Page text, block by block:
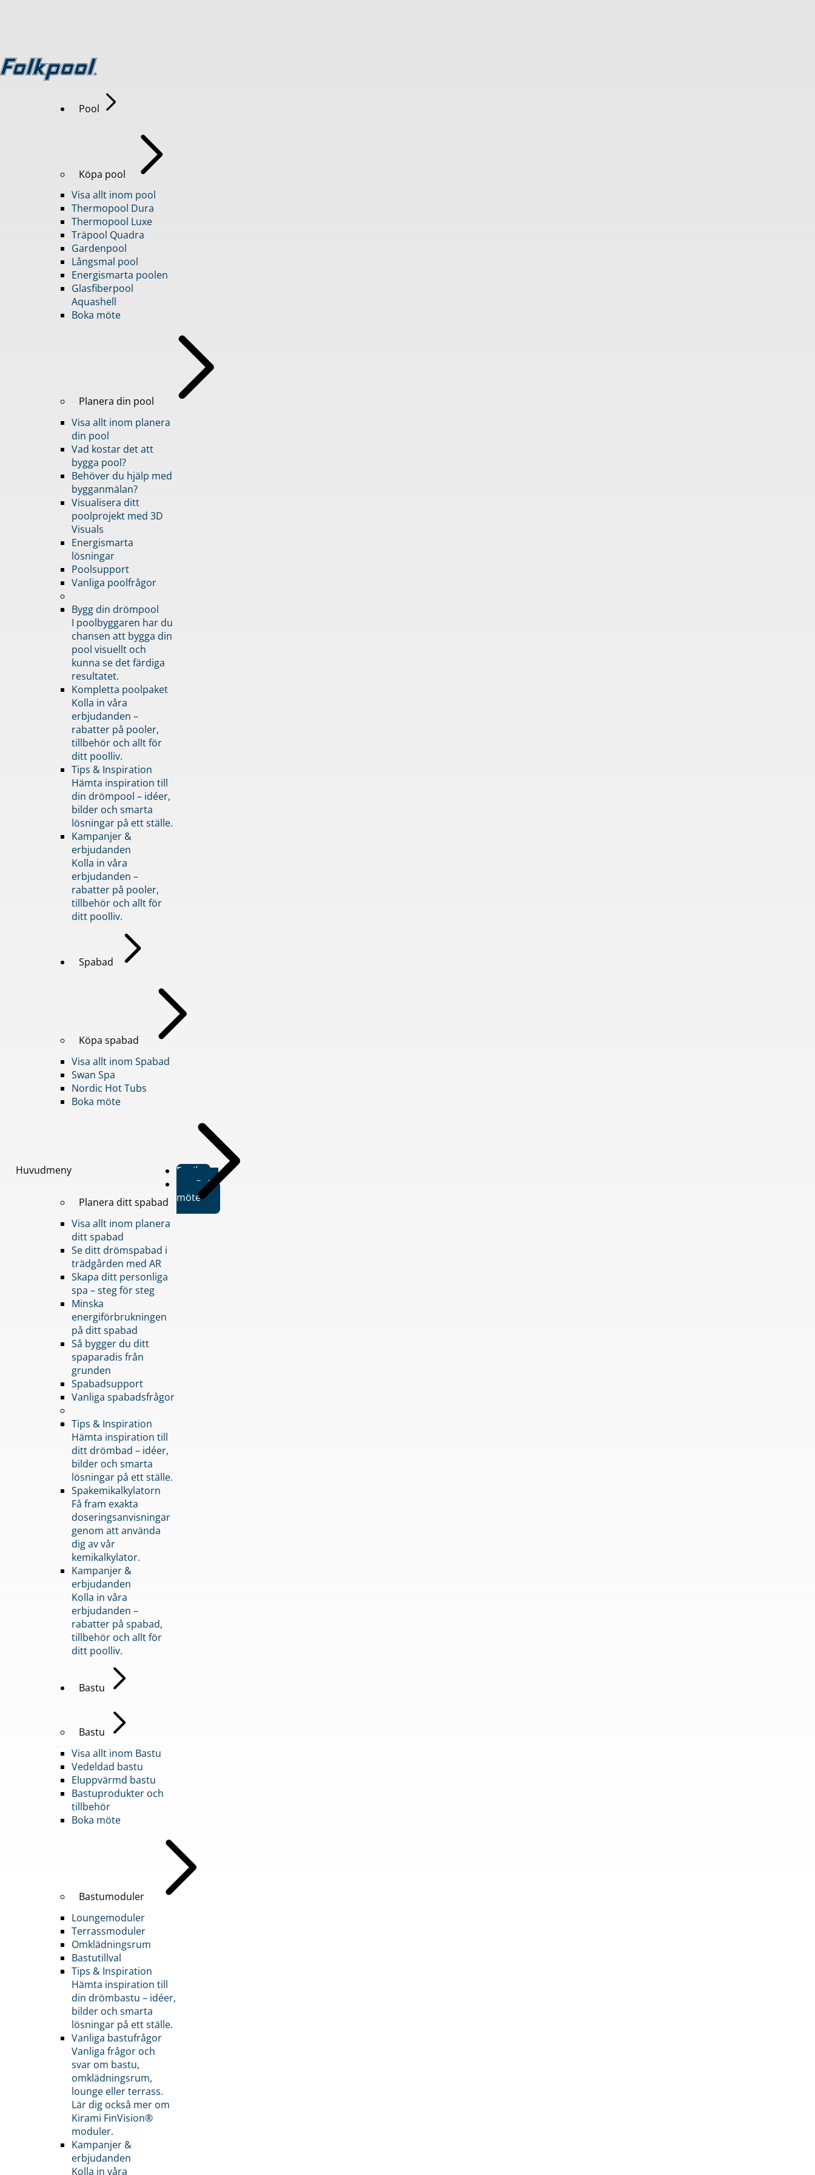
Huvudmeny
Pool
Köpa pool
Visa allt inom pool
Thermopool Dura
Thermopool Luxe
Träpool Quadra
Gardenpool
Långsmal pool
Energismarta poolen
Glasfiberpool
Aquashell
Boka möte
Planera din pool
Visa allt inom planera
din pool
Vad kostar det att
bygga pool?
Behöver du hjälp med
bygganmälan?
Visualisera ditt
poolprojekt med 3D
Visuals
Energismarta
lösningar
Poolsupport
Vanliga poolfrågor
Bygg din drömpool
I poolbyggaren har du
chansen att bygga din
pool visuellt och
kunna se det färdiga
resultatet.
Kompletta poolpaket
Kolla in våra
erbjudanden –
rabatter på pooler,
tillbehör och allt för
ditt poolliv.
Tips & Inspiration
Hämta inspiration till
din drömpool – idéer,
bilder och smarta
lösningar på ett ställe.
Kampanjer &
erbjudanden
Kolla in våra
erbjudanden –
rabatter på pooler,
tillbehör och allt för
ditt poolliv.
Spabad
Köpa spabad
Visa allt inom Spabad
Swan Spa
Nordic Hot Tubs
Boka möte
Planera ditt spabad
Visa allt inom planera
ditt spabad
Se ditt drömspabad i
trädgården med AR
Skapa ditt personliga
spa – steg för steg
Minska
energiförbrukningen
på ditt spabad
Så bygger du ditt
spaparadis från
grunden
Spabadsupport
Vanliga spabadsfrågor
Tips & Inspiration
Hämta inspiration till
ditt drömbad – idéer,
bilder och smarta
lösningar på ett ställe.
Spakemikalkylatorn
Få fram exakta
doseringsanvisningar
genom att använda
dig av vår
kemikalkylator.
Kampanjer &
erbjudanden
Kolla in våra
erbjudanden –
rabatter på spabad,
tillbehör och allt för
ditt poolliv.
Bastu
Bastu
Visa allt inom Bastu
Vedeldad bastu
Eluppvärmd bastu
Bastuprodukter och
tillbehör
Boka möte
Bastumoduler
Loungemoduler
Terrassmoduler
Omklädningsrum
Bastutillval
Tips & Inspiration
Hämta inspiration till
din drömbastu – idéer,
bilder och smarta
lösningar på ett ställe.
Vanliga bastufrågor
Vanliga frågor och
svar om bastu,
omklädningsrum,
lounge eller terrass.
Lär dig också mer om
Kirami FinVision®
moduler.
Kampanjer &
erbjudanden
Kolla in våra
Butiker
Boka
möte